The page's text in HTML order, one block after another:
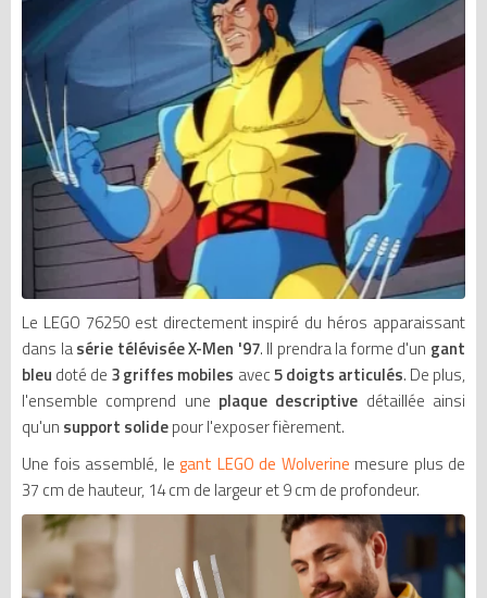
Le LEGO 76250 est directement inspiré du héros apparaissant
dans lasérie télévisée X-Men '97. Il prendra la forme d'un gant
bleu doté de 3griffes mobiles avec5 doigts articulés. De plus,
l'ensemble comprend une plaque descriptive détaillée ainsi
qu'un support solidepour l'exposer fièrement.
Une fois assemblé, le gant LEGO de Wolverine mesure plus de
37 cm de hauteur, 14 cm de largeur et 9 cm de profondeur.